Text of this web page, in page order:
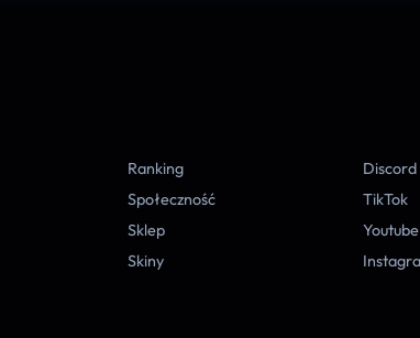
Ranking
Społeczność
Sklep
Skiny
Discord
TikTok
Youtube